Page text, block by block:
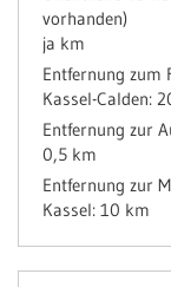
vorhanden)
ja km
Entfernung zum
Kassel-Calden:
Entfernung zur
0,5 km
Entfernung zur
Kassel: 10 km